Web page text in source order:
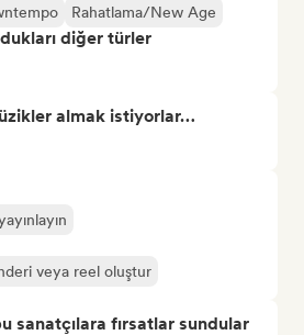
Rahatlama/New Age
diğer türler
almak istiyorlar…
veya reel oluştur
sanatçılara fırsatlar sundular